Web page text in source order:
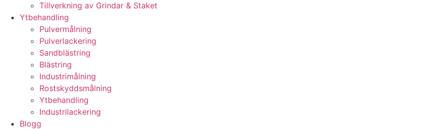
Tillverkning av Grindar & Staket
Ytbehandling
Pulvermålning
Pulverlackering
Sandblästring
Blästring
Industrimålning
Rostskyddsmålning
Ytbehandling
Industrilackering
Blogg